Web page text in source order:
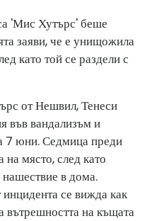
'Мис Хутърс' беше
заяви, че е унищожила
като той се раздели с
от Нешвил, Тенеси
във вандализъм и
7 юни. Седмица преди
място, след като
в дома.
се вижда как
на къщата